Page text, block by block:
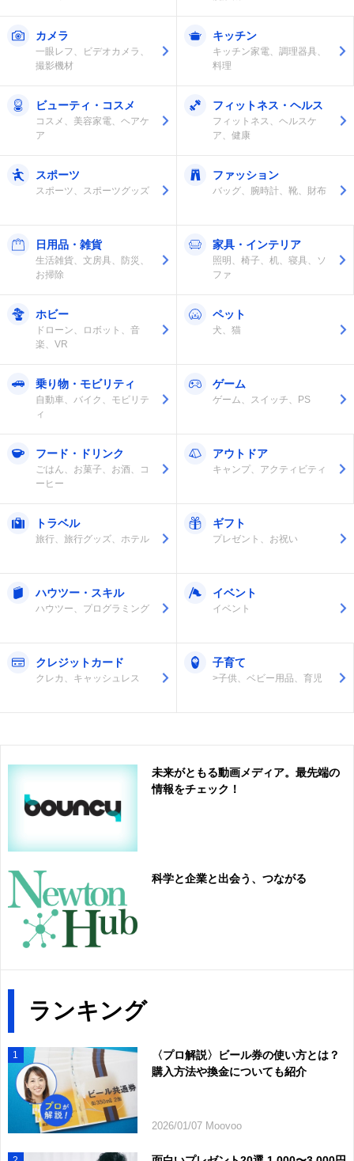
カメラ
一眼レフ、ビデオカメラ、
撮影機材
キッチン
キッチン家電、調理器具、
料理
ビューティ・コスメ
コスメ、美容家電、ヘアケ
ア
フィットネス・ヘルス
フィットネス、ヘルスケ
ア、健康
スポーツ
スポーツ、スポーツグッズ
ファッション
バッグ、腕時計、靴、財布
日用品・雑貨
生活雑貨、文房具、防災、
お掃除
家具・インテリア
照明、椅子、机、寝具、ソ
ファ
ホビー
ドローン、ロボット、音
楽、VR
ペット
犬、猫
乗り物・モビリティ
自動車、バイク、モビリテ
ィ
ゲーム
ゲーム、スイッチ、PS
フード・ドリンク
ごはん、お菓子、お酒、コ
ーヒー
アウトドア
キャンプ、アクティビティ
トラベル
旅行、旅行グッズ、ホテル
ギフト
プレゼント、お祝い
ハウツー・スキル
ハウツー、プログラミング
イベント
イベント
クレジットカード
クレカ、キャッシュレス
子育て
>子供、ベビー用品、育児
未来がともる動画メディア。最先端の
情報をチェック！
科学と企業と出会う、つながる
ランキング
1
〈プロ解説〉ビール券の使い方とは？
購入方法や換金についても紹介
2026/01/07 Moovoo